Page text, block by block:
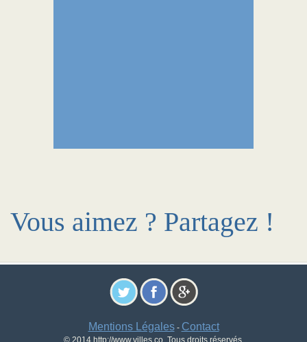
Vous aimez ? Partagez !
Mentions Légales- Contact
© 2014 http://www.villes.co. Tous droits réservés.